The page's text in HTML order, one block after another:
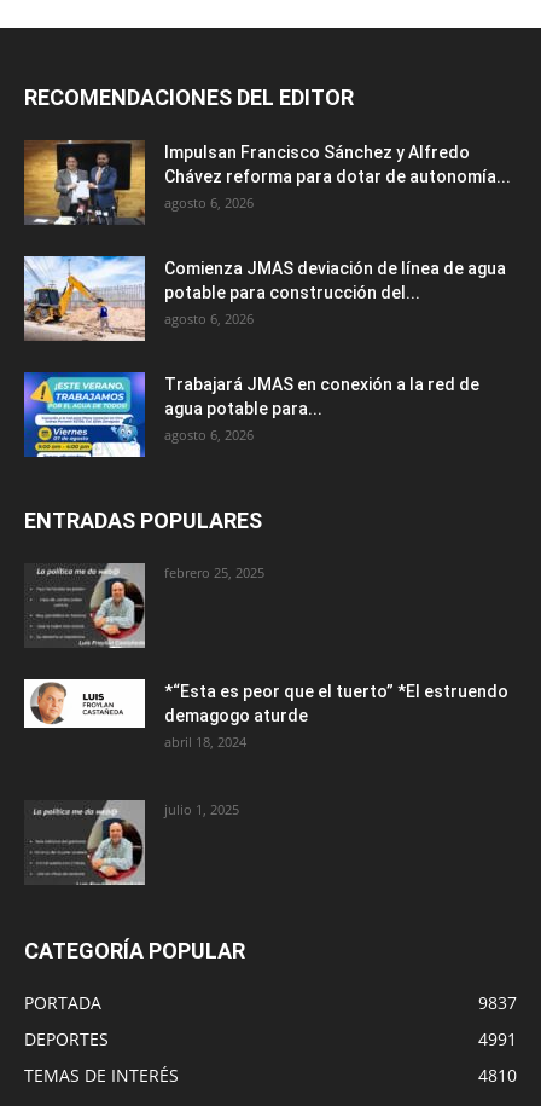
RECOMENDACIONES DEL EDITOR
Impulsan Francisco Sánchez y Alfredo
Chávez reforma para dotar de autonomía...
agosto 6, 2026
Comienza JMAS deviación de línea de agua
potable para construcción del...
agosto 6, 2026
Trabajará JMAS en conexión a la red de
agua potable para...
agosto 6, 2026
ENTRADAS POPULARES
febrero 25, 2025
*“Esta es peor que el tuerto” *El estruendo
demagogo aturde
abril 18, 2024
julio 1, 2025
CATEGORÍA POPULAR
PORTADA
9837
DEPORTES
4991
TEMAS DE INTERÉS
4810